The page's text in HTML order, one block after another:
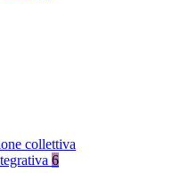
collettiva
6